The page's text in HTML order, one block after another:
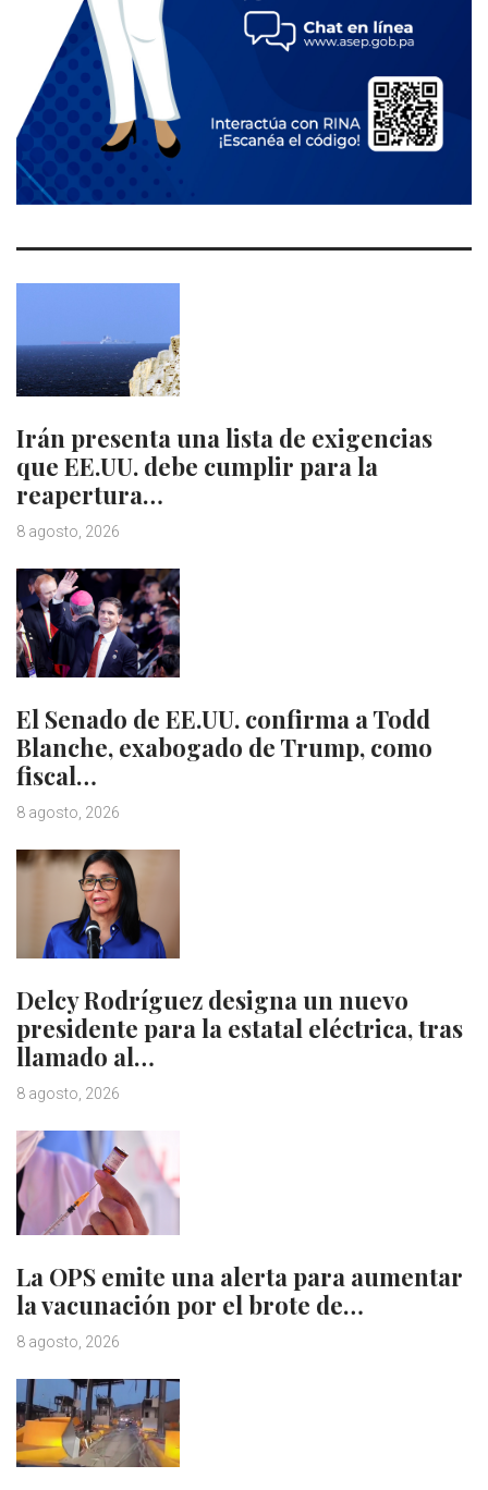
Irán presenta una lista de exigencias
que EE.UU. debe cumplir para la
reapertura…
8 agosto, 2026
El Senado de EE.UU. confirma a Todd
Blanche, exabogado de Trump, como
fiscal…
8 agosto, 2026
Delcy Rodríguez designa un nuevo
presidente para la estatal eléctrica, tras
llamado al…
8 agosto, 2026
La OPS emite una alerta para aumentar
la vacunación por el brote de…
8 agosto, 2026